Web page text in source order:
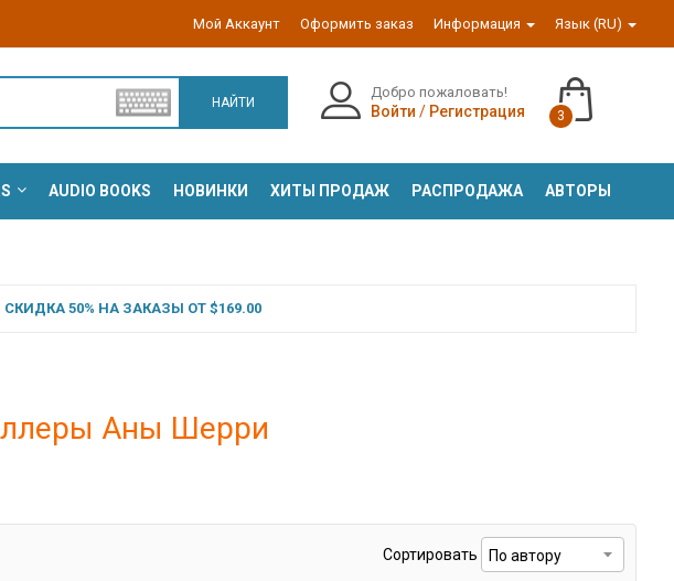
Мой Аккаунт Оформить заказ Информация Язык (RU)
НАЙТИ
Добро пожаловать!
Войти / Регистрация 3
AUDIO BOOKS НОВИНКИ ХИТЫ ПРОДАЖ РАСПРОДАЖА АВТОРЫ
50% НА ЗАКАЗЫ ОТ $169.00
Аны Шерри
Сортировать